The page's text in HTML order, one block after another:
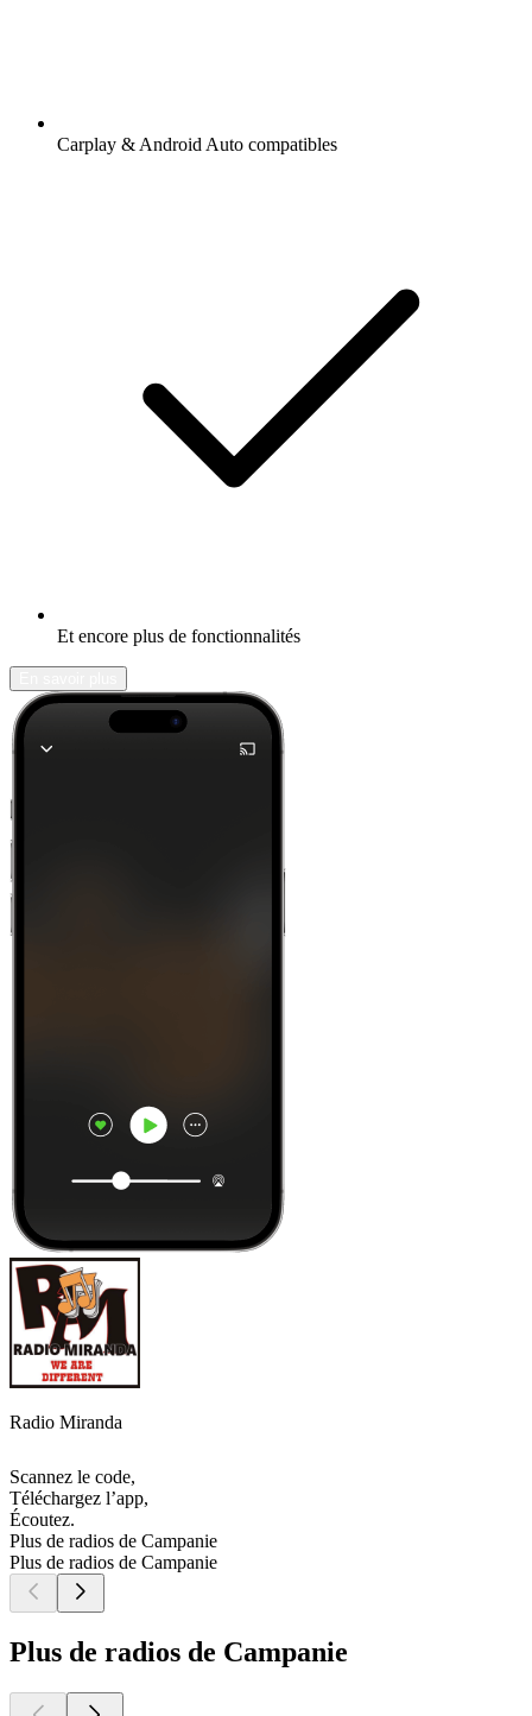
Carplay & Android Auto compatibles
Et encore plus de fonctionnalités
Radio Miranda
Scannez le code,
Téléchargez l’app,
Écoutez.
Plus de radios de Campanie
Plus de radios de Campanie
Plus de radios de Campanie